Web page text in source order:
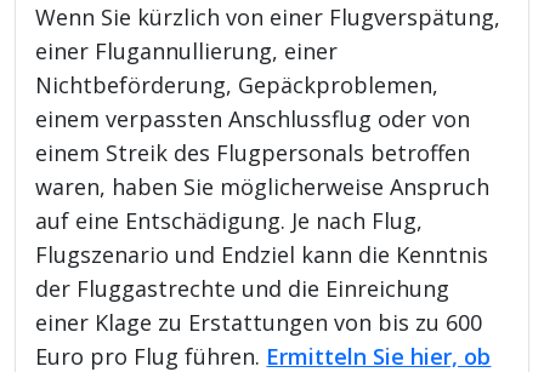
Wenn Sie kürzlich von einer Flugverspätung,
einer Flugannullierung, einer
Nichtbeförderung, Gepäckproblemen,
einem verpassten Anschlussflug oder von
einem Streik des Flugpersonals betroffen
waren, haben Sie möglicherweise Anspruch
auf eine Entschädigung. Je nach Flug,
Flugszenario und Endziel kann die Kenntnis
der Fluggastrechte und die Einreichung
einer Klage zu Erstattungen von bis zu 600
Euro pro Flug führen. Ermitteln Sie hier, ob